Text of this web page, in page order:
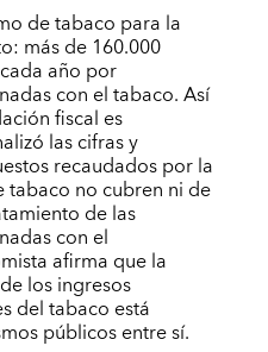
de tabaco para la
más de 160.000
año por
con el tabaco. Así
fiscal es
las cifras y
recaudados por la
no cubren ni de
de las
con el
afirma que la
los ingresos
del tabaco está
públicos entre sí.